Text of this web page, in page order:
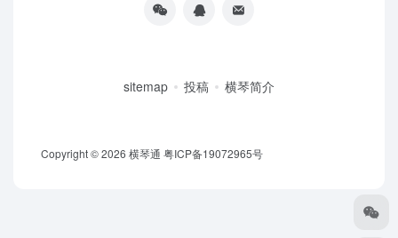
sitemap 投稿 横琴简介
Copyright © 2026 横琴通 粤ICP备19072965号